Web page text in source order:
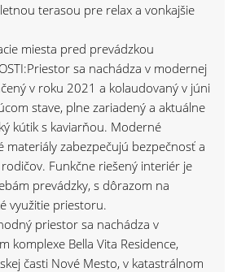
terasou pre relax a vonkajšie
miesta pred prevádzkou
sa nachádza v modernej
v roku 2021 a kolaudovaný v júni
stave, plne zariadený a aktuálne
kútik s kaviarňou. Moderné
materiály zabezpečujú bezpečnosť a
Funkčne riešený interiér je
prevádzky, s dôrazom na
využitie priestoru.
priestor sa nachádza v
komplexe Bella Vita Residence,
časti Nové Mesto, v katastrálnom